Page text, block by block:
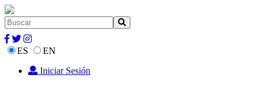
ES
EN
Iniciar Sesión